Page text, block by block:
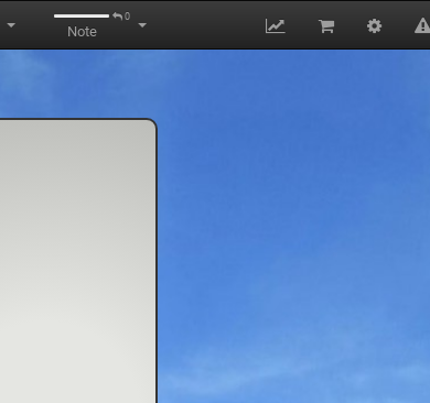
0
Note